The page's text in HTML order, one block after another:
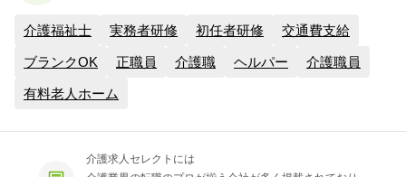
介護福祉士 実務者研修 初任者研修 交通費支給
ブランクOK 正職員 介護職 ヘルパー 介護職員
有料老人ホーム
介護求人セレクトには